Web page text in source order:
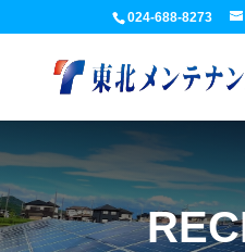
024-688-8273